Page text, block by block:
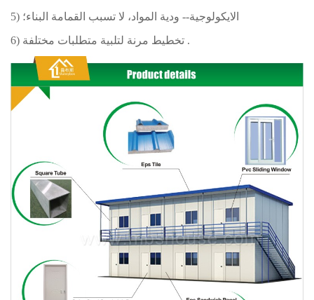
5) الايكولوجية-- ودية المواد، لا تسبب القمامة البناء؛
6) تخطيط مرنة لتلبية متطلبات مختلفة .